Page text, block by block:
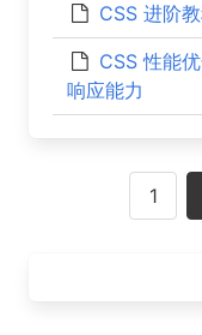
CSS 进阶
CSS 性能
响应能力
1